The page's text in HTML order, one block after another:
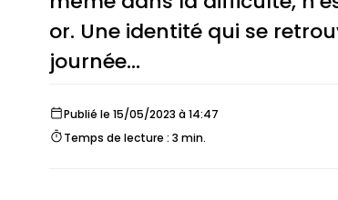
or. Une identité qui se
journée…
Publié le 15/05/2023 à 14:47
Temps de lecture : 3 min.